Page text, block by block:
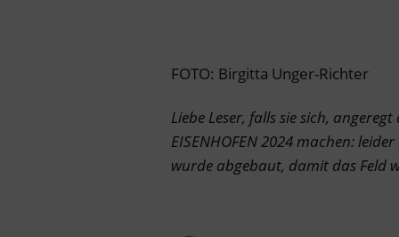
FOTO: Birgitta Unger-Richter
Liebe Leser, falls sie sich,
EISENHOFEN 2024 machen:
wurde abgebaut, damit das Feld